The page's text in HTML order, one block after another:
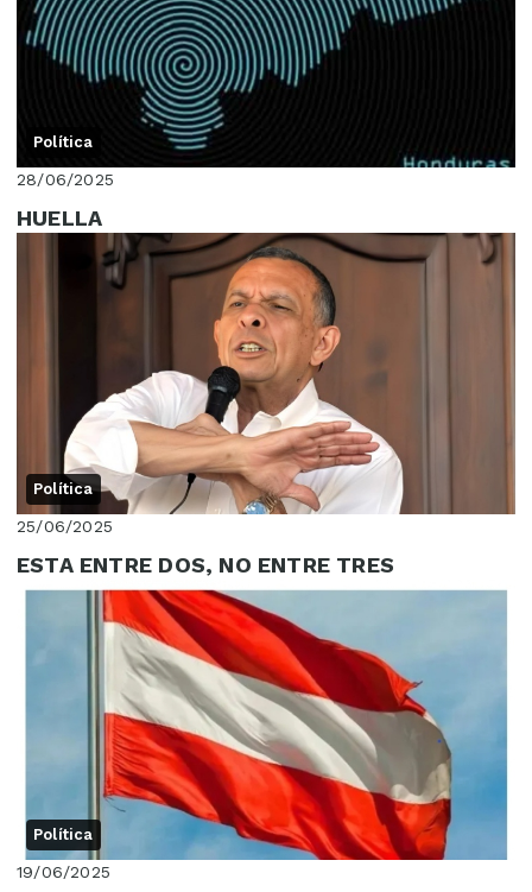
Política
28/06/2025
HUELLA
Política
25/06/2025
ESTA ENTRE DOS, NO ENTRE TRES
Política
19/06/2025